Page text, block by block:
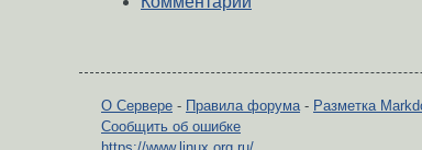
О Сервере - Правила форума- Разметка
Сообщить об ошибке